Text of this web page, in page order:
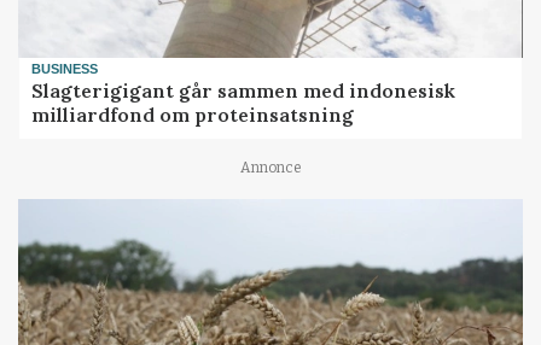
BUSINESS
Slagterigigant går sammen med indonesisk
milliardfond om proteinsatsning
Annonce